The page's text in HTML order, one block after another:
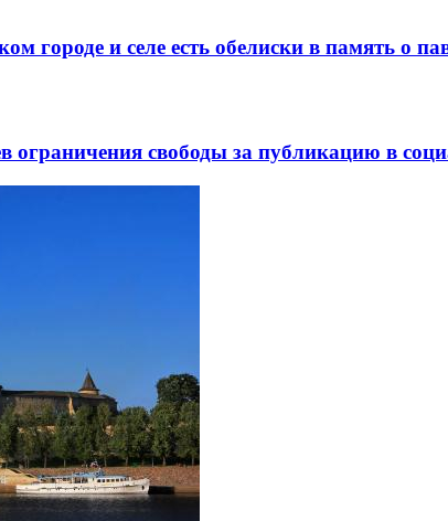
городе и селе есть обелиски в память о
ограничения свободы за публикацию в